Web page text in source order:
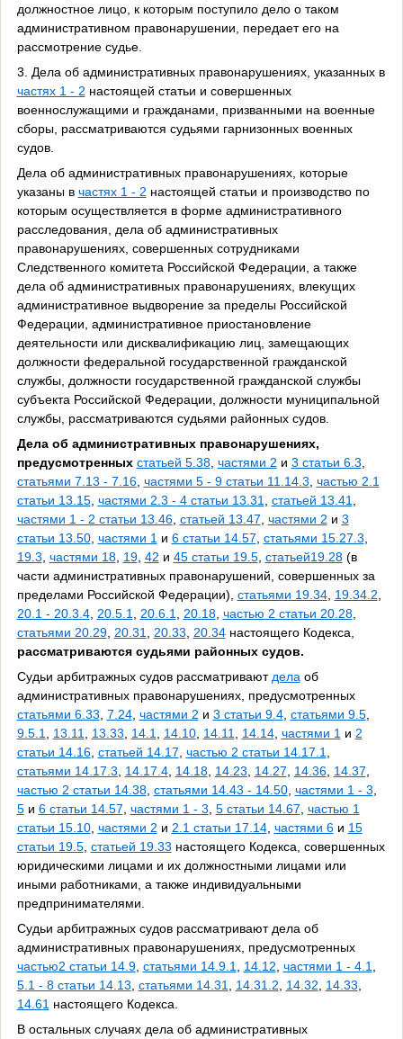
должностное лицо, к которым поступило дело о таком
административном правонарушении, передает его на
рассмотрение судье.
3. Дела об административных правонарушениях, указанных в
частях 1 - 2 настоящей статьи и совершенных
военнослужащими и гражданами, призванными на военные
сборы, рассматриваются судьями гарнизонных военных
судов.
Дела об административных правонарушениях, которые
указаны в частях 1 - 2 настоящей статьи и производство по
которым осуществляется в форме административного
расследования, дела об административных
правонарушениях, совершенных сотрудниками
Следственного комитета Российской Федерации, а также
дела об административных правонарушениях, влекущих
административное выдворение за пределы Российской
Федерации, административное приостановление
деятельности или дисквалификацию лиц, замещающих
должности федеральной государственной гражданской
службы, должности государственной гражданской службы
субъекта Российской Федерации, должности муниципальной
службы, рассматриваются судьями районных судов.
Дела об административных правонарушениях,
предусмотренных статьей 5.38, частями 2 и 3 статьи 6.3
статьями 7.13 - 7.16, частями 5 - 9 статьи 11.14.3 частью 2.1
статьи 13.15, частями 2.3 - 4 статьи 13.31 статьей 13.41
частями 1 - 2 статьи 13.46, статьей 13.47 частями 2 и 3
статьи 13.50, частями 1 и 6 статьи 14.57 статьями 15.27.3
19.3 частями 18, 19, 42 и 45 статьи 19.5, статьей19.28(в
части административных правонарушений, совершенных за
пределами Российской Федерации), статьями 19.34, 19.34.2
20.1 - 20.3.4, 20.5.1 20.6.1 20.18, частью 2 статьи 20.28,
статьями 20.29, 20.31 20.33 20.34настоящего Кодекса,
рассматриваются судьями районных судов.
Судьи арбитражных судов рассматривают дела об
административных правонарушениях, предусмотренных
статьями 6.33 7.24, частями 2 и 3 статьи 9.4, статьями 9.5,
9.5.1
13.11 13.33 14.1 14.10, 14.11 14.14, частями 1 и 2
статьи 14.16, статьей 14.17 частью 2 статьи 14.17.1
статьями 14.17.3
14.17.4, 14.18, 14.23 14.27 14.36, 14.37
частью 2 статьи 14.38, статьями 14.43 - 14.50, частями 1 - 3
5и 6 статьи 14.57 частями 1 - 3 5 статьи 14.67 частью 1
статьи 15.10, частями 2 и 2.1 статьи 17.14, частями 6и 15
статьи 19.5, статьей 19.33 настоящего Кодекса, совершенных
юридическими лицами и их должностными лицами или
иными работниками, а также индивидуальными
предпринимателями.
Судьи арбитражных судов рассматривают дела об
административных правонарушениях, предусмотренных
частью2 статьи 14.9, статьями 14.9.1 14.12 частями 1 - 4.1
5.1 - 8 статьи 14.13 статьями 14.31 14.31.2 14.32 14.33
14.61 настоящего Кодекса.
В остальных случаях дела об административных